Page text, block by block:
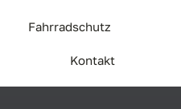
Fahrradschutz
Kontakt